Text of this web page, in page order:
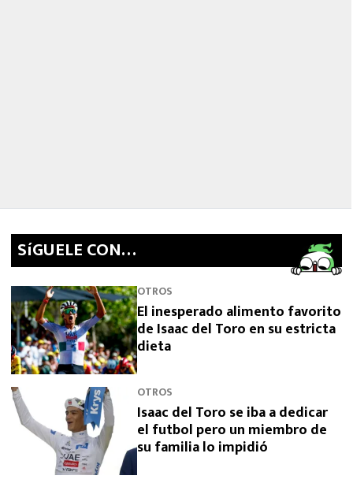
SíGUELE CON…
OTROS
El inesperado alimento favorito
de Isaac del Toro en su estricta
dieta
OTROS
Isaac del Toro se iba a dedicar
el futbol pero un miembro de
su familia lo impidió